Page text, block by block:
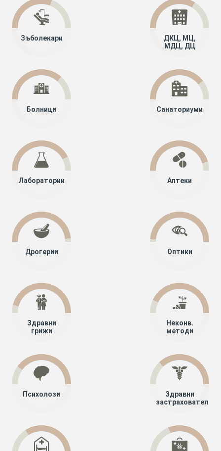
Зъболекари
ДКЦ, МЦ,
МДЦ, ДЦ
Болници Санаториуми
Лаборатории Аптеки
Дрогерии Оптики
Здравни
грижи
Неконв.
методи
Психолози
Здравни
застрахователи